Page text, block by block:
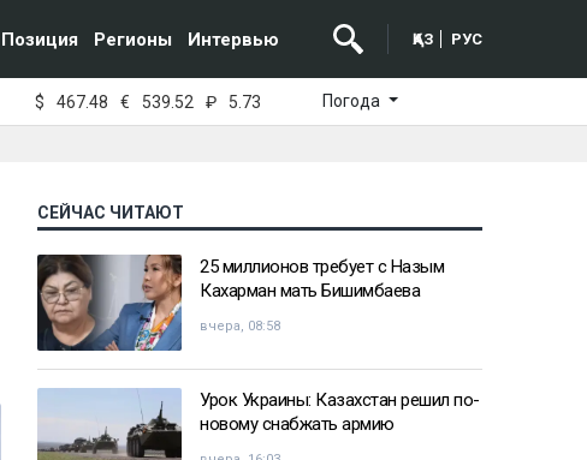
Позиция Регионы Интервью ҚАЗ РУС
$ 467.48 € 539.52 ₽ 5.73 Погода
СЕЙЧАС ЧИТАЮТ
25 миллионов требует с Назым
Кахарман мать Бишимбаева
вчера, 08:58
Урок Украины: Казахстан решил по-
новому снабжать армию